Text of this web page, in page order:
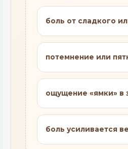
боль от сладкого
потемнение или
ощущение «ямки» в
боль усиливается